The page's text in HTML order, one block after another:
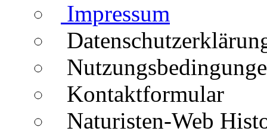
Impressum
Kontaktformular
Naturisten-Web